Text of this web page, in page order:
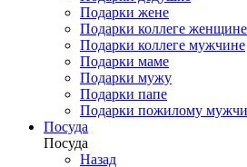
Подарки жене
Подарки коллеге женщине
Подарки коллеге мужчине
Подарки маме
Подарки мужу
Подарки папе
Подарки пожилому
Посуда
Посуда
Назад